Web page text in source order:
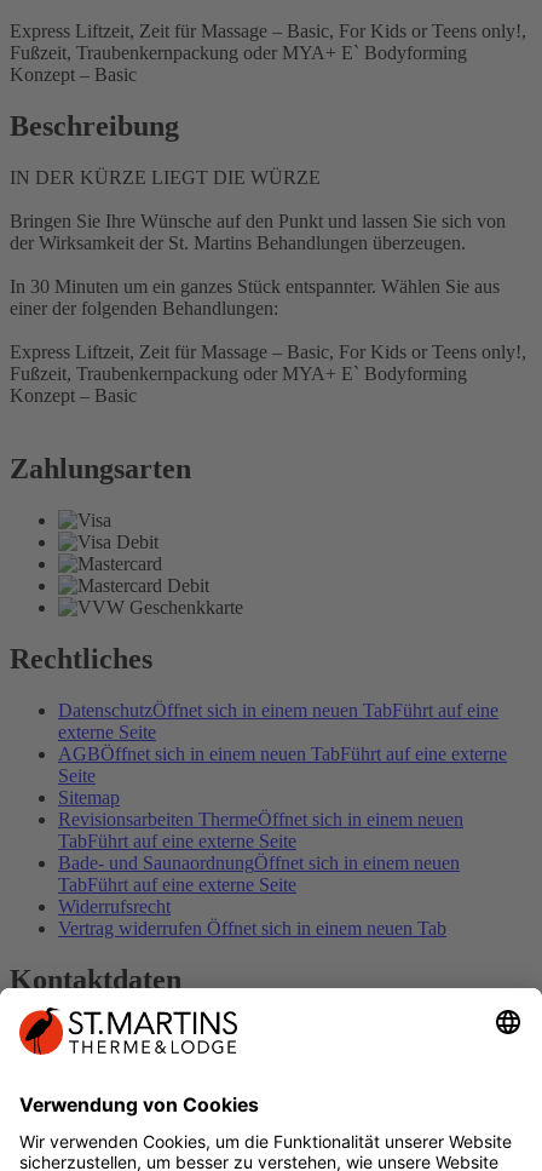
Express Liftzeit, Zeit für Massage – Basic, For Kids or Teens only!,
Fußzeit, Traubenkernpackung oder MYA+ E` Bodyforming
Konzept – Basic
Beschreibung
IN DER KÜRZE LIEGT DIE WÜRZE
Bringen Sie Ihre Wünsche auf den Punkt und lassen Sie sich von
der Wirksamkeit der St. Martins Behandlungen überzeugen.
In 30 Minuten um ein ganzes Stück entspannter. Wählen Sie aus
einer der folgenden Behandlungen:
Express Liftzeit, Zeit für Massage – Basic, For Kids or Teens only!,
Fußzeit, Traubenkernpackung oder MYA+ E` Bodyforming
Konzept – Basic
Zahlungsarten
Rechtliches
DatenschutzÖffnet sich in einem neuen TabFührt auf eine
externe Seite
AGBÖffnet sich in einem neuen TabFührt auf eine externe
Seite
Sitemap
Revisionsarbeiten ThermeÖffnet sich in einem neuen
TabFührt auf eine externe Seite
Bade- und SaunaordnungÖffnet sich in einem neuen
TabFührt auf eine externe Seite
Widerrufsrecht
Vertrag widerrufen Öffnet sich in einem neuen Tab
Kontaktdaten
Kontakt
Impressum
DER SPUR FOLGEN
Geschenkkarte Öffnet sich in einem neuen